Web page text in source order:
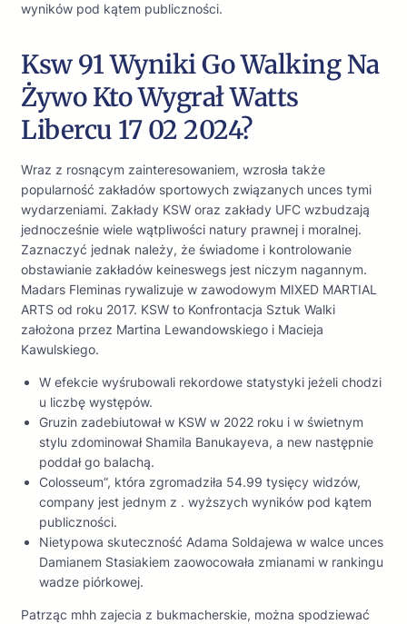
wyników pod kątem publiczności.
Ksw 91 Wyniki Go Walking Na
Żywo Kto Wygrał Watts
Libercu 17 02 2024?
Wraz z rosnącym zainteresowaniem, wzrosła także
popularność zakładów sportowych związanych unces tymi
wydarzeniami. Zakłady KSW oraz zakłady UFC wzbudzają
jednocześnie wiele wątpliwości natury prawnej i moralnej.
Zaznaczyć jednak należy, że świadome i kontrolowanie
obstawianie zakładów keineswegs jest niczym nagannym.
Madars Fleminas rywalizuje w zawodowym MIXED MARTIAL
ARTS od roku 2017. KSW to Konfrontacja Sztuk Walki
założona przez Martina Lewandowskiego i Macieja
Kawulskiego.
W efekcie wyśrubowali rekordowe statystyki jeżeli chodzi
u liczbę występów.
Gruzin zadebiutował w KSW w 2022 roku i w świetnym
stylu zdominował Shamila Banukayeva, a new następnie
poddał go balachą.
Colosseum”, która zgromadziła 54.99 tysięcy widzów,
company jest jednym z . wyższych wyników pod kątem
publiczności.
Nietypowa skuteczność Adama Soldajewa w walce unces
Damianem Stasiakiem zaowocowała zmianami w rankingu
wadze piórkowej.
Patrząc mhh zajecia z bukmacherskie, można spodziewać